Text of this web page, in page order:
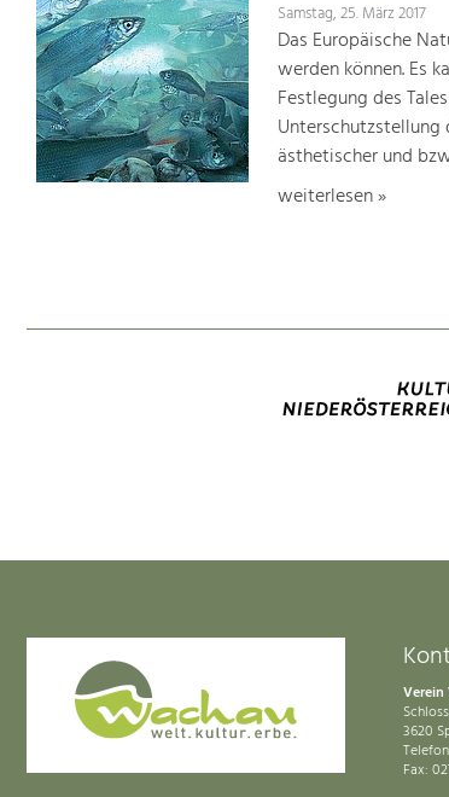
Samstag, 25. März 2017
Das Europäische
werden können. Es
Festlegung des
ästhetischer und
weiterlesen »
3620
Fax: